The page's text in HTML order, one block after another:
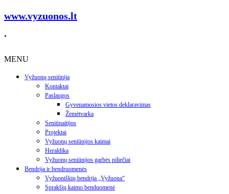
www.vyzuonos.lt
.
MENU
Vyžuonų seniūnija
Kontaktai
Paslaugos
Gyvenamosios vietos deklaravimas
Žemėtvarka
Seniūnaitijos
Projektai
Vyžuonų seniūnijos kaimai
Heraldika
Vyžuonų seniūnijos garbės piliečiai
Bendrija ir bendruomenės
Vyžuoniškių bendrija „Vyžuona“
Sprakšių kaimo benduomenė